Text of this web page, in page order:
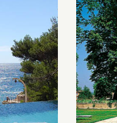
originales, elles
à un jeu de
d’étude
Les
utilisés